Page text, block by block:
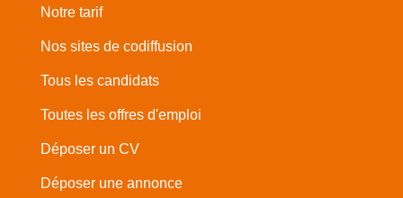
Notre tarif
Nos sites de codiffusion
Tous les candidats
Toutes les offres d'emploi
Déposer un CV
Déposer une annonce